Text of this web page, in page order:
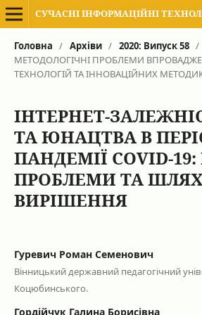
Головна / Архіви / 2020: Випуск 58 /
МЕТОДОЛОГІЧНІ ПРОБЛЕМИ
ТЕХНОЛОГІЙ ТА ІННОВАЦІЙНИХ
ІНТЕРНЕТ-
ТА ЮНАЦТВА В
ПАНДЕМІЇ COVID-
ПРОБЛЕМИ ТА
ВИРІШЕННЯ
Гуревич Роман Семенович
Вінницький державний педагогічний
Коцюбинського.
Гордійчук Галина Борисівна